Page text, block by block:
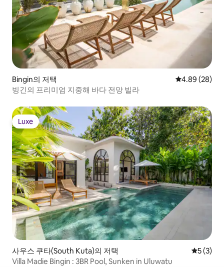
Bingin의 저택 평점 4.89점(5
4.89 (28)
빙긴의 프리미엄 지중해 바다 전망 빌라
Luxe
Luxe
사우스 쿠타(South Kuta)의 저택 평점 5점
5 (3)
Villa Madie Bingin : 3BR Pool, Sunken in Uluwatu